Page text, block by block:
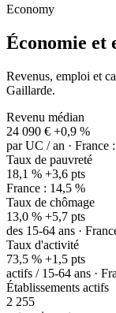
Economy
Économie et
Revenus, emploi et
Gaillarde.
Revenu médian
24 090 € +0,9 %
par UC / an · France
Taux de pauvreté
18,1 % +3,6 pts
France : 14,5 %
Taux de chômage
13,0 % +5,7 pts
des 15-64 ans ·
Taux d'activité
73,5 % +1,5 pts
actifs / 15-64 ans ·
Établissements actifs
2 255